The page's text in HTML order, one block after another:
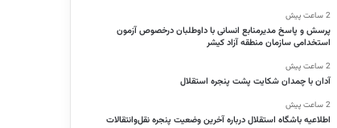
2 ساعت پیش
پرسش و پاسخ مدیرمنابع انسانی با داوطلبان درخصوص آزمون
استخدامی سازمان منطقه آزاد کیشر
2 ساعت پیش
آدان با چمدان شکایت پشت پنجره استقلال
2 ساعت پیش
اطلاعیه باشگاه استقلال درباره آخرین وضعیت پنجره نقل‌وانتقالات